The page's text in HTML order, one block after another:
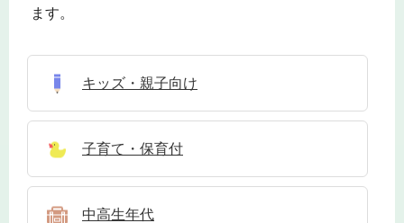
ます。
キッズ・親子向け
子育て・保育付
中高生年代